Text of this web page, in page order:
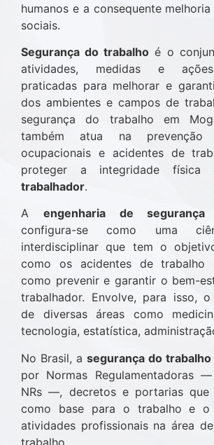
humanos e a consequente
sociais.
Segurança do trabalho é o
atividades, medidas e
praticadas para melhorar e
dos ambientes e campos de
segurança do trabalho em
também atua na prevenção
ocupacionais e acidentes de
proteger a integridade
trabalhador.
A engenharia de
configura-se como uma
interdisciplinar que tem o
como os acidentes de trabalho
como prevenir e garantir o bem-
trabalhador. Envolve, para isso, o
de diversas áreas como
tecnologia, estatística,
No Brasil, a segurança do trabalho
por Normas Regulamentadoras
NRs —, decretos e portarias que
como base para o trabalho e o
atividades profissionais na área
trabalho.